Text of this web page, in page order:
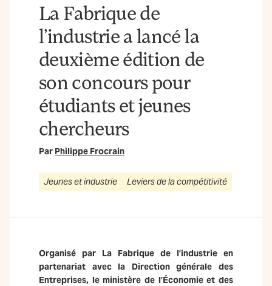
La Fabrique de
l’industrie a lancé la
deuxième édition de
son concours pour
étudiants et jeunes
chercheurs
Par Philippe Frocrain
Jeunes et industrie Leviers de la compétitivité
Organisé par La Fabrique de l’industrie en
partenariat avec la Direction générale des
Entreprises, le ministère de l’Économie et des